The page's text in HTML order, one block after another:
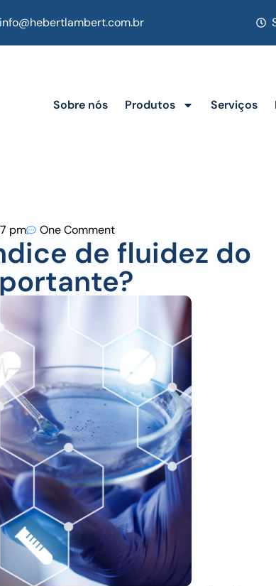
info@hebertlambert.com.br
Sobre nós Produtos Serviços
pm One Comment
de fluidez do